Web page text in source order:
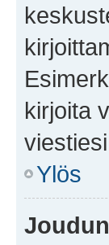
kirjoita
Ylös